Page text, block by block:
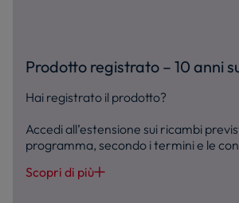
Prodotto registrato – 10 anni
Hai registrato il prodotto?
Accedi all’estensione sui ricambi
programma, secondo i termini e le
Scopri di più